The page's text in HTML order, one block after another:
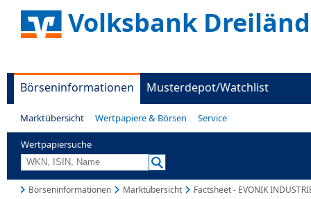
Volksbank
Börseninformationen Musterdepot/Watchlist
Marktübersicht Wertpapiere & Börsen Service
Wertpapiersuche
Börseninformationen Marktübersicht Factsheet - EVONIK